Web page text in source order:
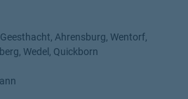
Ahrensburg, Wentorf,
Wedel, Quickborn